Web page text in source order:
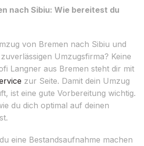
nach Sibiu: Wie bereitest du
von Bremen nach Sibiu und
Umzugsfirma? Keine
Langner aus Bremen steht dir mit
zur Seite. Damit dein Umzug
ist eine gute Vorbereitung wichtig.
du dich optimal auf deinen
eine Bestandsaufnahme machen